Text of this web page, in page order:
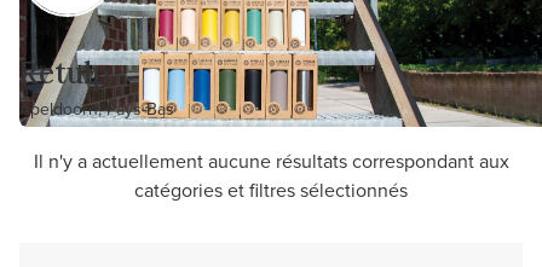
Retulp
Apeldoorn, Pays-Bas
Il n'y a actuellement aucune résultats correspondant aux
catégories et filtres sélectionnés